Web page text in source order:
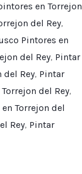
en Torrejon
del Rey,
Pintores en
del Rey, Pintar
del Rey, Pintar
del Rey,
Torrejon del
Rey, Pintar